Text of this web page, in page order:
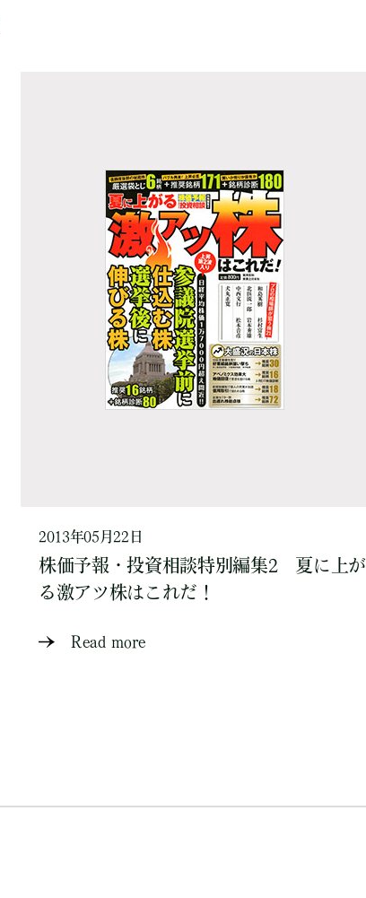
2013年05月22日
株価予報・投資相談特別編集2 夏に上が
る激アツ株はこれだ！
Read more